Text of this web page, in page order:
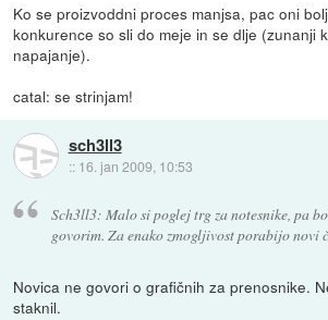
Ko se proizvoddni proces manjsa, pac oni
konkurence so sli do meje in se dlje (zunanji
napajanje).
catal: se strinjam!
sch3ll3
:: 16. jan 2009, 10:53
Sch3ll3: Malo si poglej trg za notesnike, pa
govorim. Za enako zmogljivost porabijo novi
Novica ne govori o grafičnih za prenosnike.
staknil.